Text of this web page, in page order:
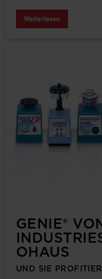
Weiterlesen
GENIE®
OHAUS
UND SIE